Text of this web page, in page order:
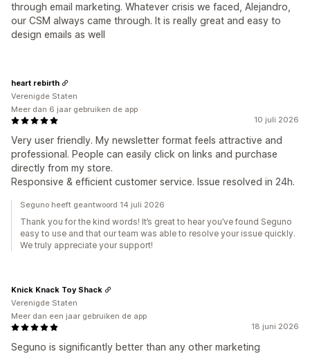
through email marketing. Whatever crisis we faced, Alejandro,
our CSM always came through. It is really great and easy to
design emails as well
10 juli 2026
Very user friendly. My newsletter format feels attractive and
professional. People can easily click on links and purchase
directly from my store.
Responsive & efficient customer service. Issue resolved in 24h.
heart rebirth
Verenigde Staten
Meer dan 6 jaar gebruiken de app
Seguno heeft geantwoord 14 juli 2026
Thank you for the kind words! It’s great to hear you’ve found Seguno
easy to use and that our team was able to resolve your issue quickly.
We truly appreciate your support!
18 juni 2026
Seguno is significantly better than any other marketing
Knick Knack Toy Shack
Verenigde Staten
Meer dan een jaar gebruiken de app